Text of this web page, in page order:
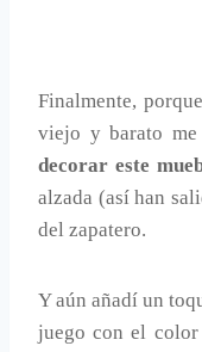
Finalmente,
viejo y barato me
decorar este
alzada (así han
del zapatero.
Y aún añadí un
juego con el